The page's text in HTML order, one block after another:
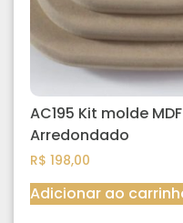
AC195 Kit molde
Arredondado
R$ 198,00
Adicionar ao